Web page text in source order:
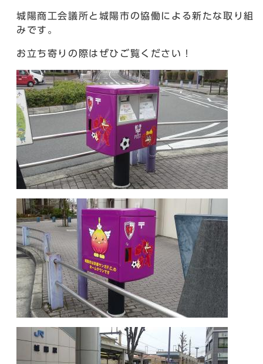
城陽商工会議所と城陽市の協働による新たな取り組
みです。
お立ち寄りの際はぜひご覧ください！